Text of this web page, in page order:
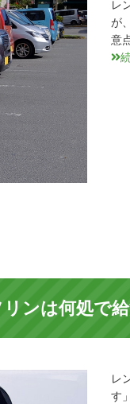
レ
が
意
ンは何処で
レ
す